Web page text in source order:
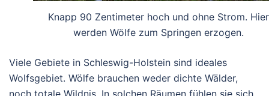
Knapp 90 Zentimeter hoch und ohne Strom. Hier
werden Wölfe zum Springen erzogen.
Viele Gebiete in Schleswig-Holstein sind ideales
Wolfsgebiet. Wölfe brauchen weder dichte Wälder,
noch totale Wildnis. In solchen Räumen fühlen sie sich